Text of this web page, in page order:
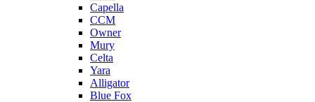
Capella
CCM
Owner
Mury
Celta
Yara
Alligator
Blue Fox